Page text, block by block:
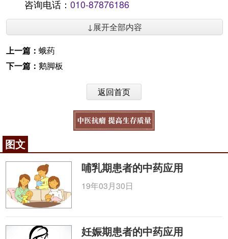
咨询电话： 010-87876186
↓展开全部内容
上一篇： 蛾药
下一篇： 鹅脚板
返回首页
图文
哺乳期患者的中药应用
19年03月30日
妊娠期患者的中药应用